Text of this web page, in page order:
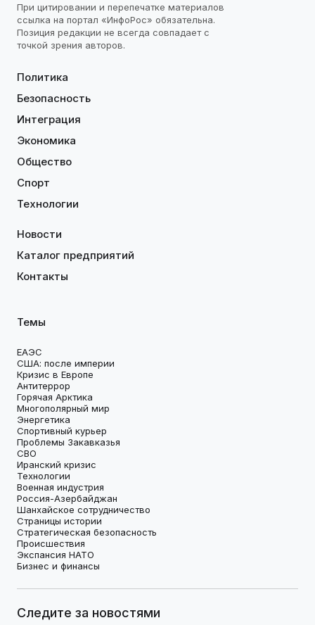
При цитировании и перепечатке материалов
ссылка на портал «ИнфоРос» обязательна.
Позиция редакции не всегда совпадает с
точкой зрения авторов.
Политика
Безопасность
Интеграция
Экономика
Общество
Спорт
Технологии
Новости
Каталог предприятий
Контакты
Темы
ЕАЭС
США: после империи
Кризис в Европе
Антитеррор
Горячая Арктика
Многополярный мир
Энергетика
Спортивный курьер
Проблемы Закавказья
СВО
Иранский кризис
Технологии
Военная индустрия
Россия-Азербайджан
Шанхайское сотрудничество
Страницы истории
Стратегическая безопасность
Происшествия
Экспансия НАТО
Бизнес и финансы
Следите за новостями